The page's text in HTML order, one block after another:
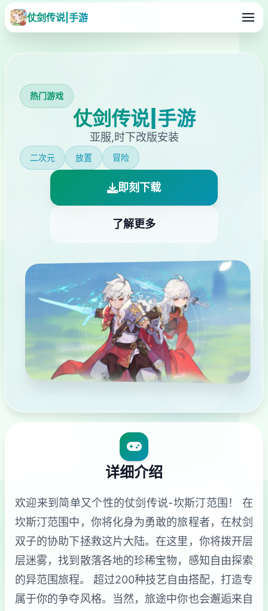
仗剑传说|手游
热门游戏
仗剑传说|手游
亚服,时下改版安装
二次元 放置 冒险
即刻下载
了解更多
详细介绍
欢迎来到简单又个性的仗剑传说-坎斯汀范围！ 在
坎斯汀范围中，你将化身为勇敢的旅程者，在杖剑
双子的协助下拯救这片大陆。在这里，你将拨开层
层迷雾，找到散落各地的珍稀宝物，感知自由探索
的异范围旅程。 超过200种技艺自由搭配，打造专
属于你的争夺风格。当然，旅途中你也会邂逅来自